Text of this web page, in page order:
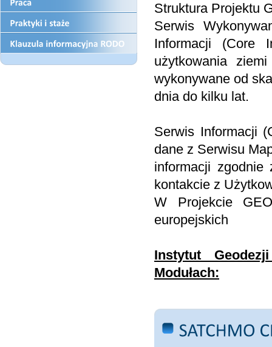
Struktura Projektu
Serwis
Informacji (Core
użytkowania
wykonywane od
dnia do kilku lat.
Serwis Informacji
dane z Serwisu
informacji zgodnie
kontakcie z
W Projekcie
europejskich
Instytut
Modułach: